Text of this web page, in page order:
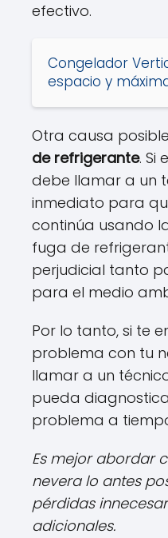
efectivo.
Congelador
espacio y
Otra causa
de refrigerante. Si
debe llamar a un
inmediato para
continúa usando
fuga de
perjudicial tanto
para el medio
Por lo tanto, si te
problema con tu
llamar a un
pueda
problema a
Es mejor abordar
nevera lo antes
pérdidas
adicionales.